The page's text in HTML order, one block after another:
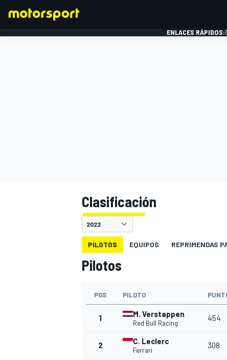
INDYCAR
ENLACES RÁPIDOS:
Clasificación
PILOTOS EQUIPOS REPRIMENDAS
Pilotos
POS PILOTO
1 M. Verstappen
Red Bull Racing
454
2 C. Leclerc
Ferrari
308